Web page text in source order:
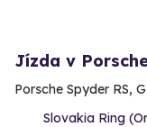
Jízda v
Porsche Spyder RS,
Slovakia Ring